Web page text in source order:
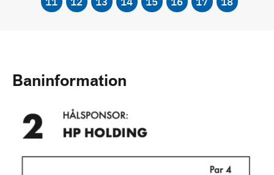
Baninformation